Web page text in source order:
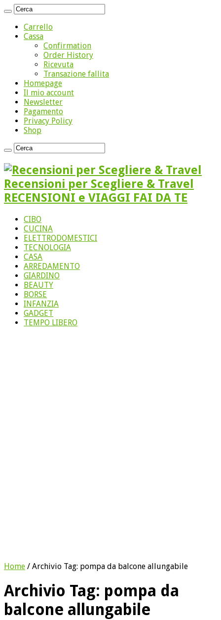
Carrello
Cassa
Confirmation
Order History
Ricevuta
Transazione fallita
Homepage
Il mio account
Newsletter
Pagamento
Privacy Policy
Shop
Recensioni per Scegliere & Travel
RECENSIONI e VIAGGI FAI DA TE
CIBO
CUCINA
ELETTRODOMESTICI
TECNOLOGIA
CASA
ARREDAMENTO
GIARDINO
BEAUTY
BORSE
INFANZIA
GADGET
TEMPO LIBERO
Home / Archivio Tag: pompa da balcone allungabile
Archivio Tag: pompa da
balcone allungabile